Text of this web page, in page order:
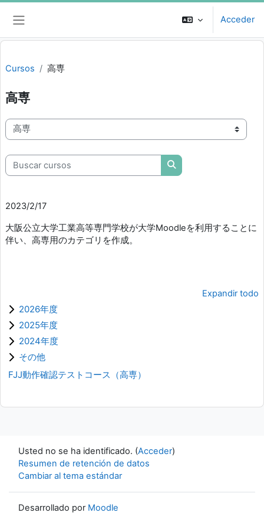
Salta al contenido principal
Acceder
Cursos 高専
高専
Categorías
Buscar cursos
Buscar cursos
2023/2/17
大阪公立大学工業高等専門学校が大学Moodleを利用することに
伴い、高専用のカテゴリを作成。
Expandir todo
2026年度
2025年度
2024年度
その他
FJJ動作確認テストコース（高専）
Usted no se ha identificado. (Acceder)
Resumen de retención de datos
Cambiar al tema estándar
Desarrollado por Moodle